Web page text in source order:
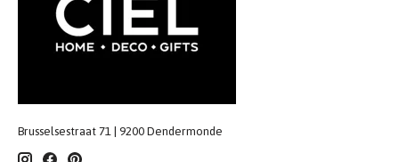
Brusselsestraat 71 | 9200 Dendermonde